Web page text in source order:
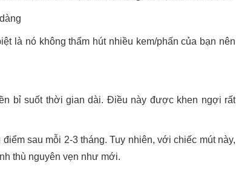
là nó không thấm hút nhiều kem/phấn của bạn nên
bỉ suốt thời gian dài. Điều này được khen ngợi rất
sau mỗi 2-3 tháng. Tuy nhiên, với chiếc mút này,
thù nguyên vẹn như mới.